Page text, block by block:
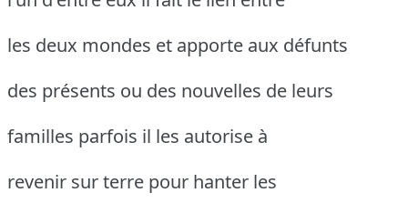
les deux mondes et apporte aux défunts
des présents ou des nouvelles de leurs
familles parfois il les autorise à
revenir sur terre pour hanter les